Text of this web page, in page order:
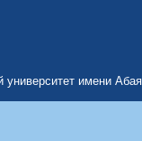
университет имени Абая